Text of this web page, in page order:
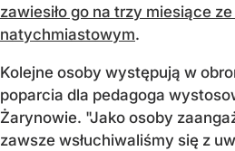
zawiesiło go na trzy miesiące
natychmiastowym.
Kolejne osoby występują w
poparcia dla pedagoga
Żarynowie. "Jako osoby
zawsze wsłuchiwaliśmy się z